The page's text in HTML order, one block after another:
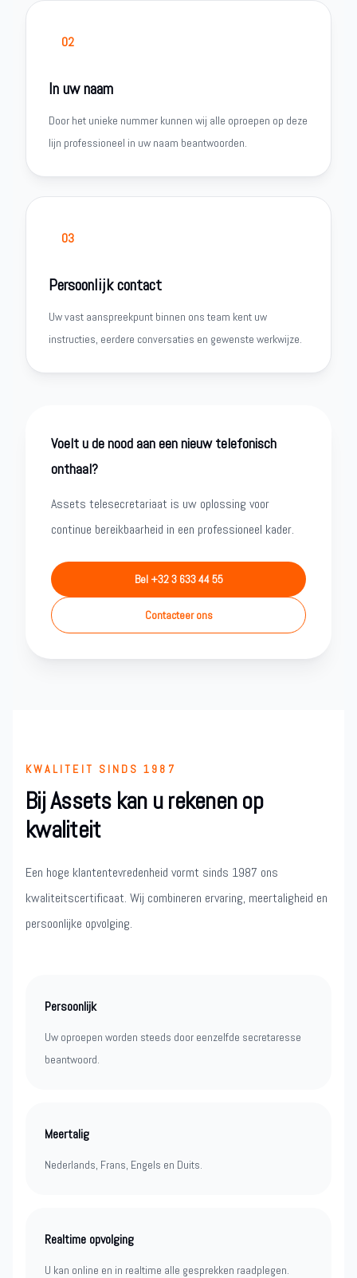
02
In uw naam
Door het unieke nummer kunnen wij alle oproepen op deze
lijn professioneel in uw naam beantwoorden.
03
Persoonlijk contact
Uw vast aanspreekpunt binnen ons team kent uw
instructies, eerdere conversaties en gewenste werkwijze.
Voelt u de nood aan een nieuw telefonisch
onthaal?
Assets telesecretariaat is uw oplossing voor
continue bereikbaarheid in een professioneel kader.
Bel +32 3 633 44 55
Contacteer ons
KWALITEIT SINDS 1987
Bij Assets kan u rekenen op
kwaliteit
Een hoge klantentevredenheid vormt sinds 1987 ons
kwaliteitscertificaat. Wij combineren ervaring, meertaligheid en
persoonlijke opvolging.
Persoonlijk
Uw oproepen worden steeds door eenzelfde secretaresse
beantwoord.
Meertalig
Nederlands, Frans, Engels en Duits.
Realtime opvolging
U kan online en in realtime alle gesprekken raadplegen.